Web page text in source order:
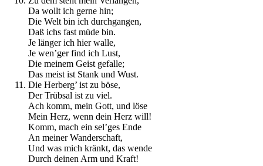
Da wollt ich gerne hin;
Die Welt bin ich durchgangen,
Daß ichs fast müde bin.
Je länger ich hier walle,
Je wen’ger find ich Lust,
Die meinem Geist gefalle;
Das meist ist Stank und Wust.
Die Herberg’ ist zu böse,
Der Trübsal ist zu viel.
Ach komm, mein Gott, und löse
Mein Herz, wenn dein Herz will!
Komm, mach ein sel’ges Ende
An meiner Wanderschaft,
Und was mich kränkt, das wende
Durch deinen Arm und Kraft!